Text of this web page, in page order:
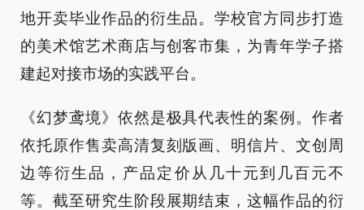
地开卖毕业作品的衍生品。学校官方同步打造
的美术馆艺术商店与创客市集，为青年学子搭
建起对接市场的实践平台。
《幻梦鸢境》依然是极具代表性的案例。作者
依托原作售卖高清复刻版画、明信片、文创周
边等衍生品，产品定价从几十元到几百元不
等。截至研究生阶段展期结束，这幅作品的衍